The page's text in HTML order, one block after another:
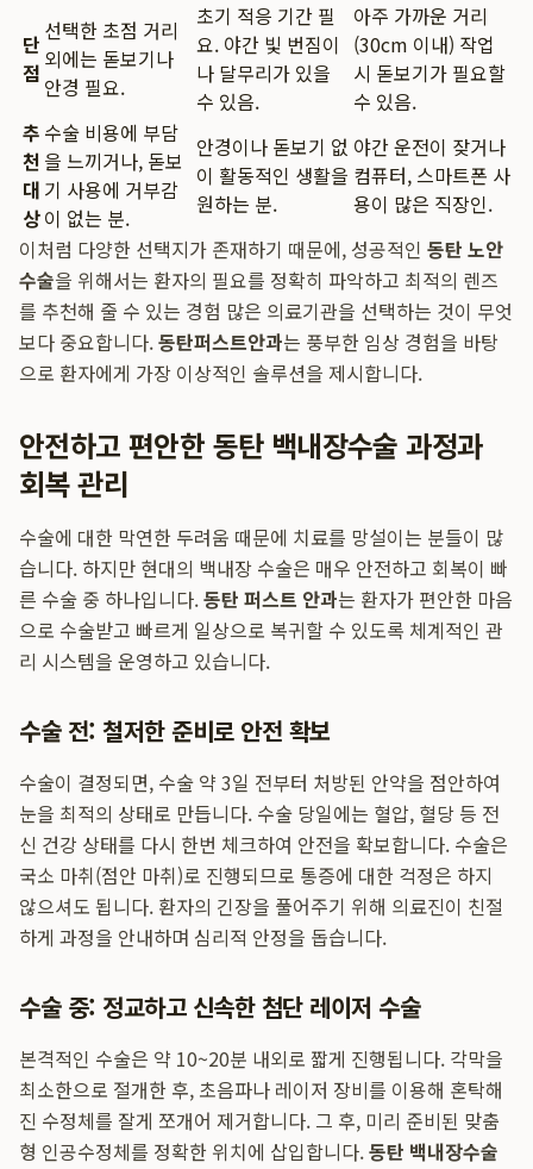
단
점
선택한 초점 거리
외에는 돋보기나
안경 필요.
초기 적응 기간 필
요. 야간 빛 번짐이
나 달무리가 있을
수 있음.
아주 가까운 거리
(30cm 이내) 작업
시 돋보기가 필요할
수 있음.
추
천
대
상
수술 비용에 부담
을 느끼거나, 돋보
기 사용에 거부감
이 없는 분.
안경이나 돋보기 없
이 활동적인 생활을
원하는 분.
야간 운전이 잦거나
컴퓨터, 스마트폰 사
용이 많은 직장인.
이처럼 다양한 선택지가 존재하기 때문에, 성공적인 동탄 노안
수술을 위해서는 환자의 필요를 정확히 파악하고 최적의 렌즈
를 추천해 줄 수 있는 경험 많은 의료기관을 선택하는 것이 무엇
보다 중요합니다.동탄퍼스트안과는 풍부한 임상 경험을 바탕
으로 환자에게 가장 이상적인 솔루션을 제시합니다.
안전하고 편안한 동탄 백내장수술 과정과
회복 관리
수술에 대한 막연한 두려움 때문에 치료를 망설이는 분들이 많
습니다. 하지만 현대의 백내장 수술은 매우 안전하고 회복이 빠
른 수술 중 하나입니다.동탄 퍼스트 안과는 환자가 편안한 마음
으로 수술받고 빠르게 일상으로 복귀할 수 있도록 체계적인 관
리 시스템을 운영하고 있습니다.
수술 전: 철저한 준비로 안전 확보
수술이 결정되면, 수술 약 3일 전부터 처방된 안약을 점안하여
눈을 최적의 상태로 만듭니다. 수술 당일에는 혈압, 혈당 등 전
신 건강 상태를 다시 한번 체크하여 안전을 확보합니다. 수술은
국소 마취(점안 마취)로 진행되므로 통증에 대한 걱정은 하지
않으셔도 됩니다. 환자의 긴장을 풀어주기 위해 의료진이 친절
하게 과정을 안내하며 심리적 안정을 돕습니다.
수술 중: 정교하고 신속한 첨단 레이저 수술
본격적인 수술은 약 10~20분 내외로 짧게 진행됩니다. 각막을
최소한으로 절개한 후, 초음파나 레이저 장비를 이용해 혼탁해
진 수정체를 잘게 쪼개어 제거합니다. 그 후, 미리 준비된 맞춤
형 인공수정체를 정확한 위치에 삽입합니다.동탄 백내장수술